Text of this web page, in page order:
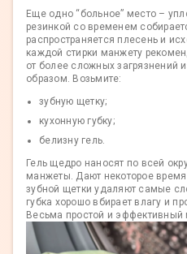
Еще одно “больное” место –
резинкой со временем
распространяется плесень и
каждой стирки манжету
от более сложных
образом. Возьмите:
зубную щетку;
кухонную губку;
белизну гель.
Гель щедро наносят по всей
манжеты. Дают некоторое
зубной щетки удаляют самые
губка хорошо вбирает влагу и
Весьма простой и эффективный